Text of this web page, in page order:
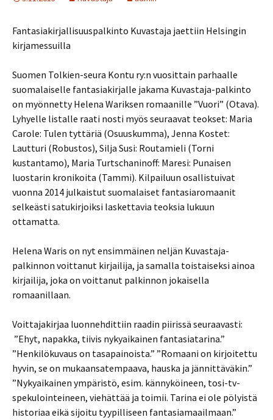
Fantasiakirjallisuuspalkinto Kuvastaja jaettiin Helsingin
kirjamessuilla
Suomen Tolkien-seura Kontu ry:n vuosittain parhaalle
suomalaiselle fantasiakirjalle jakama Kuvastaja-palkinto
on myönnetty Helena Wariksen romaanille ”Vuori” (Otava).
Lyhyelle listalle raati nosti myös seuraavat teokset: Maria
Carole: Tulen tyttäriä (Osuuskumma), Jenna Kostet:
Lautturi (Robustos), Silja Susi: Routamieli (Torni
kustantamo), Maria Turtschaninoff: Maresi: Punaisen
luostarin kronikoita (Tammi). Kilpailuun osallistuivat
vuonna 2014 julkaistut suomalaiset fantasiaromaanit
selkeästi satukirjoiksi laskettavia teoksia lukuun
ottamatta.
Helena Waris on nyt ensimmäinen neljän Kuvastaja-
palkinnon voittanut kirjailija, ja samalla toistaiseksi ainoa
kirjailija, joka on voittanut palkinnon jokaisella
romaanillaan.
Voittajakirjaa luonnehdittiin raadin piirissä seuraavasti:
”Ehyt, napakka, tiivis nykyaikainen fantasiatarina.”
”Henkilökuvaus on tasapainoista.” ”Romaani on kirjoitettu
hyvin, se on mukaansatempaava, hauska ja jännittäväkin.”
”Nykyaikainen ympäristö, esim. kännyköineen, tosi-tv-
spekulointeineen, viehättää ja toimii. Tarina ei ole pölyistä
historiaa eikä sijoitu tyypilliseen fantasiamaailmaan.”